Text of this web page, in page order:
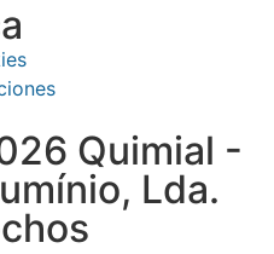
Quimial -
Lda.